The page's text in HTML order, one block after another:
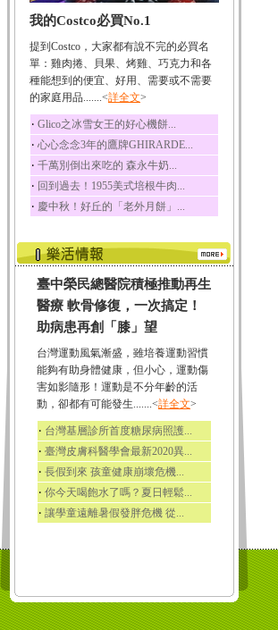
椰子含有糖類、脂肪、
荔枝
荔枝性質溫和所含的營
養素有醣類、檸檬酸...
五味子
五味子性質溫熱所含營
養成分有揮發油、檸...
草魚
草魚含有維生素A、維生
素C、及豐富的蛋白...
我的Costco必買No.1
提到Costco，大家都有說不完的必買名
單：雞肉捲、貝果、烤雞、巧克力和各
種能想到的便宜、好用、需要或不需要
的家庭用品.......<詳全文>
‧ Glico之冰雪女王的好心機餅...
‧ 心心念念3年的鷹牌GHIRARDE...
‧ 千萬別倒出來吃的 森永牛奶...
‧ 回到過去！1955美式培根牛肉...
‧ 慶中秋！好丘的「老外月餅」...
臺中榮民總醫院積極推動再生
醫療 軟骨修復，一次搞定！
助病患再創「膝」望
台灣運動風氣漸盛，雖培養運動習慣
能夠有助身體健康，但小心，運動傷
害如影隨形！運動是不分年齡的活
動，卻都有可能發生.......<詳全文>
‧ 台灣基層診所首度糖尿病照護...
‧ 臺灣皮膚科醫學會最新2020異...
‧ 長假到來 孩童健康崩壞危機...
‧ 你今天喝飽水了嗎？夏日輕鬆...
‧ 讓學童遠離暑假發胖危機 從...